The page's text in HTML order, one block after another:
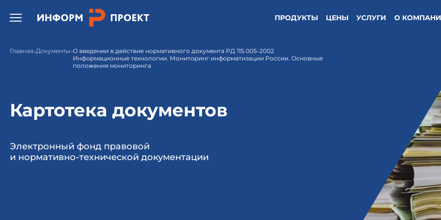
Открыть бургер меню. ПРОДУКТЫ ЦЕНЫ УСЛУГИ О
Главная Документы О введении в действие нормативного документа РД 115.005-2002
Информационные технологии. Мониторинг информатизации России. Основные
положения мониторинга
Картотека документов
Электронный фонд правовой
и нормативно-технической документации